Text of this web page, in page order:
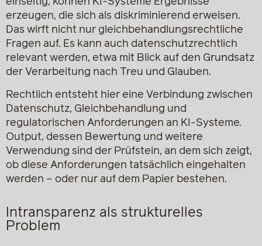
erzeugen, die sich als diskriminierend erweisen.
Das wirft nicht nur gleichbehandlungsrechtliche
Fragen auf. Es kann auch datenschutzrechtlich
relevant werden, etwa mit Blick auf den Grundsatz
der Verarbeitung nach Treu und Glauben.
Rechtlich entsteht hier eine Verbindung zwischen
Datenschutz, Gleichbehandlung und
regulatorischen Anforderungen an KI-Systeme.
Output, dessen Bewertung und weitere
Verwendung sind der Prüfstein, an dem sich zeigt,
ob diese Anforderungen tatsächlich eingehalten
werden – oder nur auf dem Papier bestehen.
Intransparenz als strukturelles
Problem